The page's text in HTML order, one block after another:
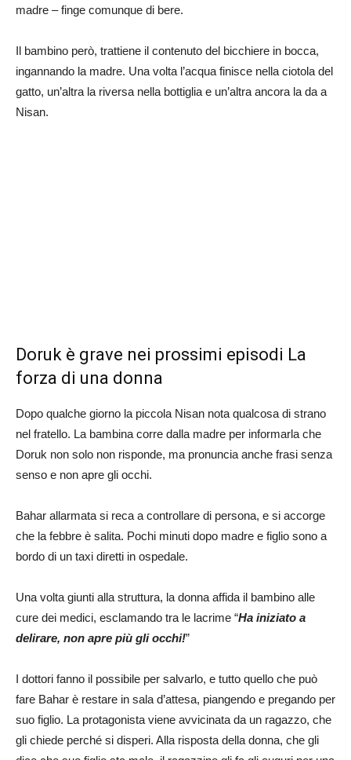
madre – finge comunque di bere.
Il bambino però, trattiene il contenuto del bicchiere in bocca,
ingannando la madre. Una volta l’acqua finisce nella ciotola del
gatto, un’altra la riversa nella bottiglia e un’altra ancora la da a
Nisan.
Doruk è grave nei prossimi episodi La
forza di una donna
Dopo qualche giorno la piccola Nisan nota qualcosa di strano
nel fratello. La bambina corre dalla madre per informarla che
Doruk non solo non risponde, ma pronuncia anche frasi senza
senso e non apre gli occhi.
Bahar allarmata si reca a controllare di persona, e si accorge
che la febbre è salita. Pochi minuti dopo madre e figlio sono a
bordo di un taxi diretti in ospedale.
Una volta giunti alla struttura, la donna affida il bambino alle
cure dei medici, esclamando tra le lacrime “Ha iniziato a
delirare, non apre più gli occhi!”
I dottori fanno il possibile per salvarlo, e tutto quello che può
fare Bahar è restare in sala d’attesa, piangendo e pregando per
suo figlio. La protagonista viene avvicinata da un ragazzo, che
gli chiede perché si disperi. Alla risposta della donna, che gli